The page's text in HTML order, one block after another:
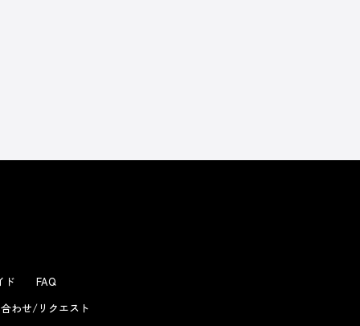
ド
FAQ
わせ/リクエスト